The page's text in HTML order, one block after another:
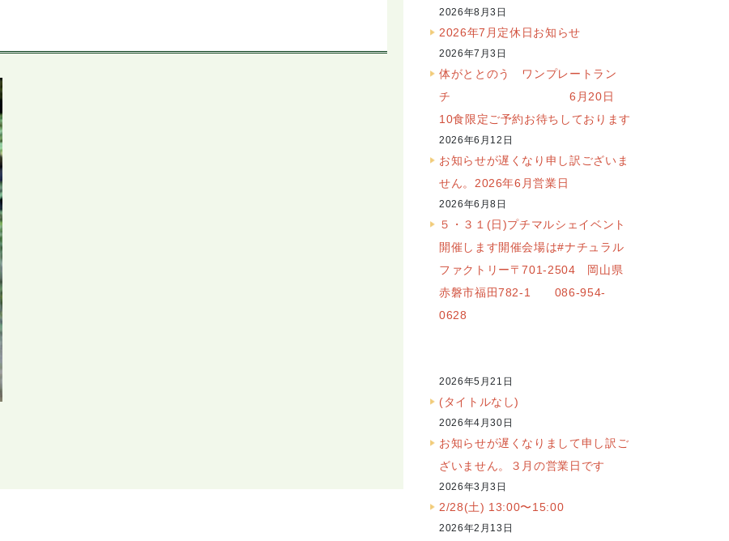
2026年8月3日
2026年7月定休日お知らせ
2026年7月3日
体がととのう ワンプレートラン
チ 6月20日
10食限定ご予約お待ちしております
2026年6月12日
お知らせが遅くなり申し訳ございま
せん。2026年6月営業日
2026年6月8日
５・３１(日)プチマルシェイベント
開催します開催会場は#ナチュラル
ファクトリー〒701-2504 岡山県
赤磐市福田782-1 086-954-
0628
2026年5月21日
(タイトルなし)
2026年4月30日
お知らせが遅くなりまして申し訳ご
ざいません。３月の営業日です
2026年3月3日
2/28(土) 13:00〜15:00
2026年2月13日